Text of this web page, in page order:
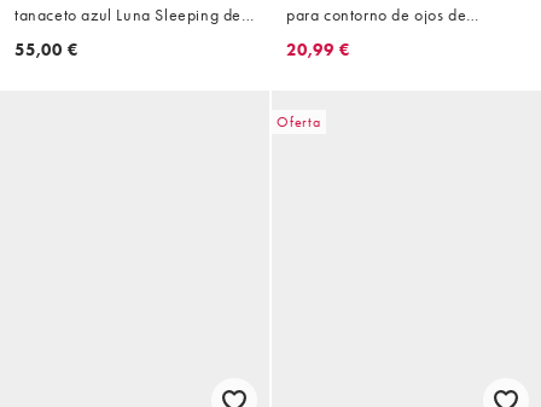
tanaceto azul Luna Sleeping de
15 ml de Sunday Riley
55,00 €
para contorno de ojos de
hidrogel tonificantes y
20,99 €
Oferta